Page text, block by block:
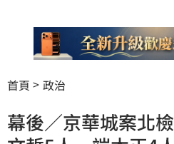
首頁 政治
幕後／京華城案北